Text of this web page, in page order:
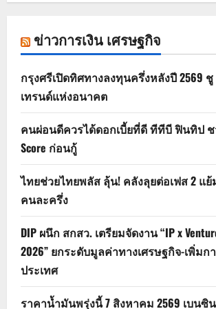
ข่าวการเงิน เศรษฐกิจ
กรุงศรีเปิดทิศทางลงทุนครึ่งหลังปี 2569 ชู
เทรนด์แห่งอนาคต
คนผ่อนดีควรได้ดอกเบี้ยที่ดี ทีทีบี ฟินทิป ช
Score ก่อนกู้
ไทยช่วยไทยพลัส ลุ้น! คลังลุยต่อเฟส 2 แ
คนละครึ่ง
DIP ผนึก สกสว. เตรียมจัดงาน “IP x
2026” ยกระดับมูลค่าทางเศรษฐกิจ-เพิ่ม
ประเทศ
ราคาน้ำมันพรุ่งนี้ 7 สิงหาคม 2569 เบนซิ